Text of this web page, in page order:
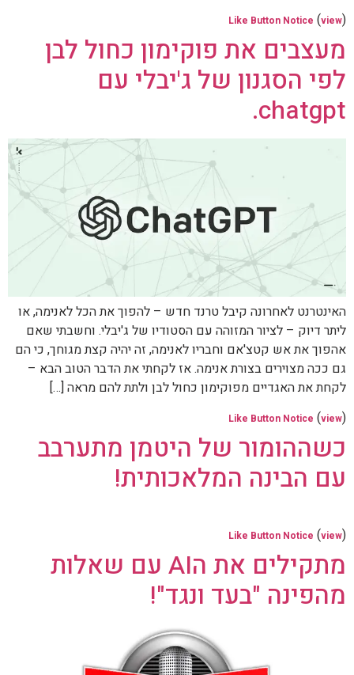
Like Button Notice (view)
מעצבים את פוקימון כחול לבן
לפי הסגנון של ג'יבלי עם
chatgpt.
האינטרנט לאחרונה קיבל טרנד חדש – להפוך את הכל לאנימה, או
ליתר דיוק – לציור המזוהה עם הסטודיו של ג'יבלי. וחשבתי שאם
אהפוך את אש קטצ'אם וחבריו לאנימה, זה יהיה קצת מגוחך, כי הם
גם ככה מצוירים בצורת אנימה. אז לקחתי את הדבר הטוב הבא –
לקחת את האגדיים מפוקימון כחול לבן ולתת להם מראה […]
Like Button Notice (view)
כשההומור של היטמן מתערבב
עם הבינה המלאכותית!
Like Button Notice (view)
מתקילים את הAI עם שאלות
מהפינה "בעד ונגד"!